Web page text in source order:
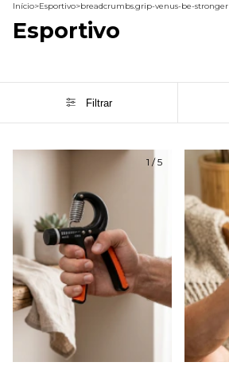
Início>Esportivo>breadcrumbs.grip-venus-be-stronger
Esportivo
Filtrar
1 /5